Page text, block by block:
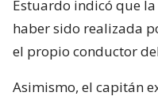
Estuardo indicó que
haber sido realizada
el propio conductor
Asimismo, el capitán